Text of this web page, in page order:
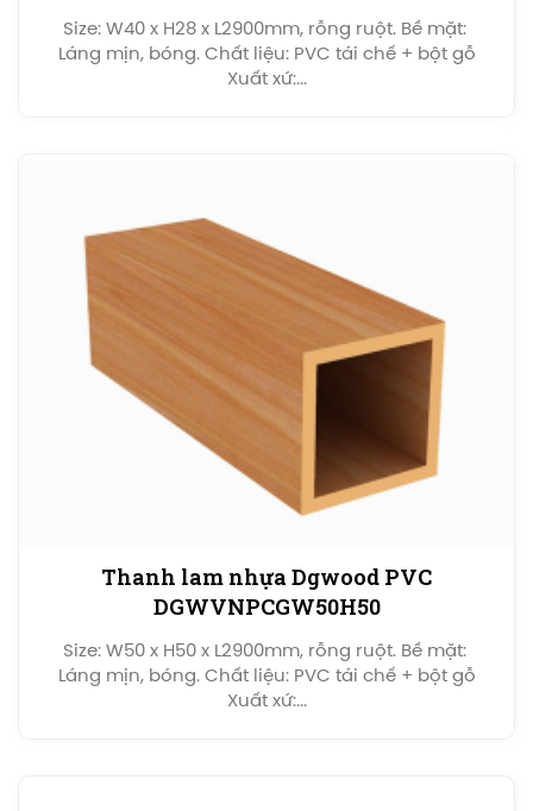
Size: W40 x H28 x L2900mm, rỗng ruột. Bề mặt:
Láng mịn, bóng. Chất liệu: PVC tái chế + bột gỗ
Xuất xứ:...
Thanh lam nhựa Dgwood PVC
DGWVNPCGW50H50
Size: W50 x H50 x L2900mm, rỗng ruột. Bề mặt:
Láng mịn, bóng. Chất liệu: PVC tái chế + bột gỗ
Xuất xứ:...